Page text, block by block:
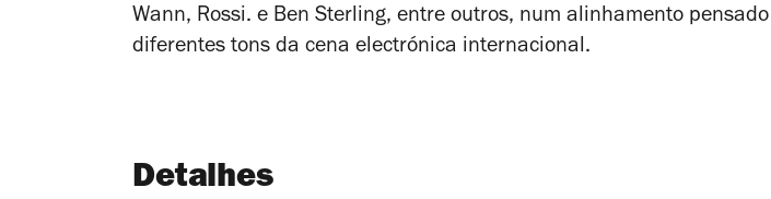
Wann, Rossi. e Ben Sterling, entre outros, num alinhamento
diferentes tons da cena electrónica internacional.
Detalhes